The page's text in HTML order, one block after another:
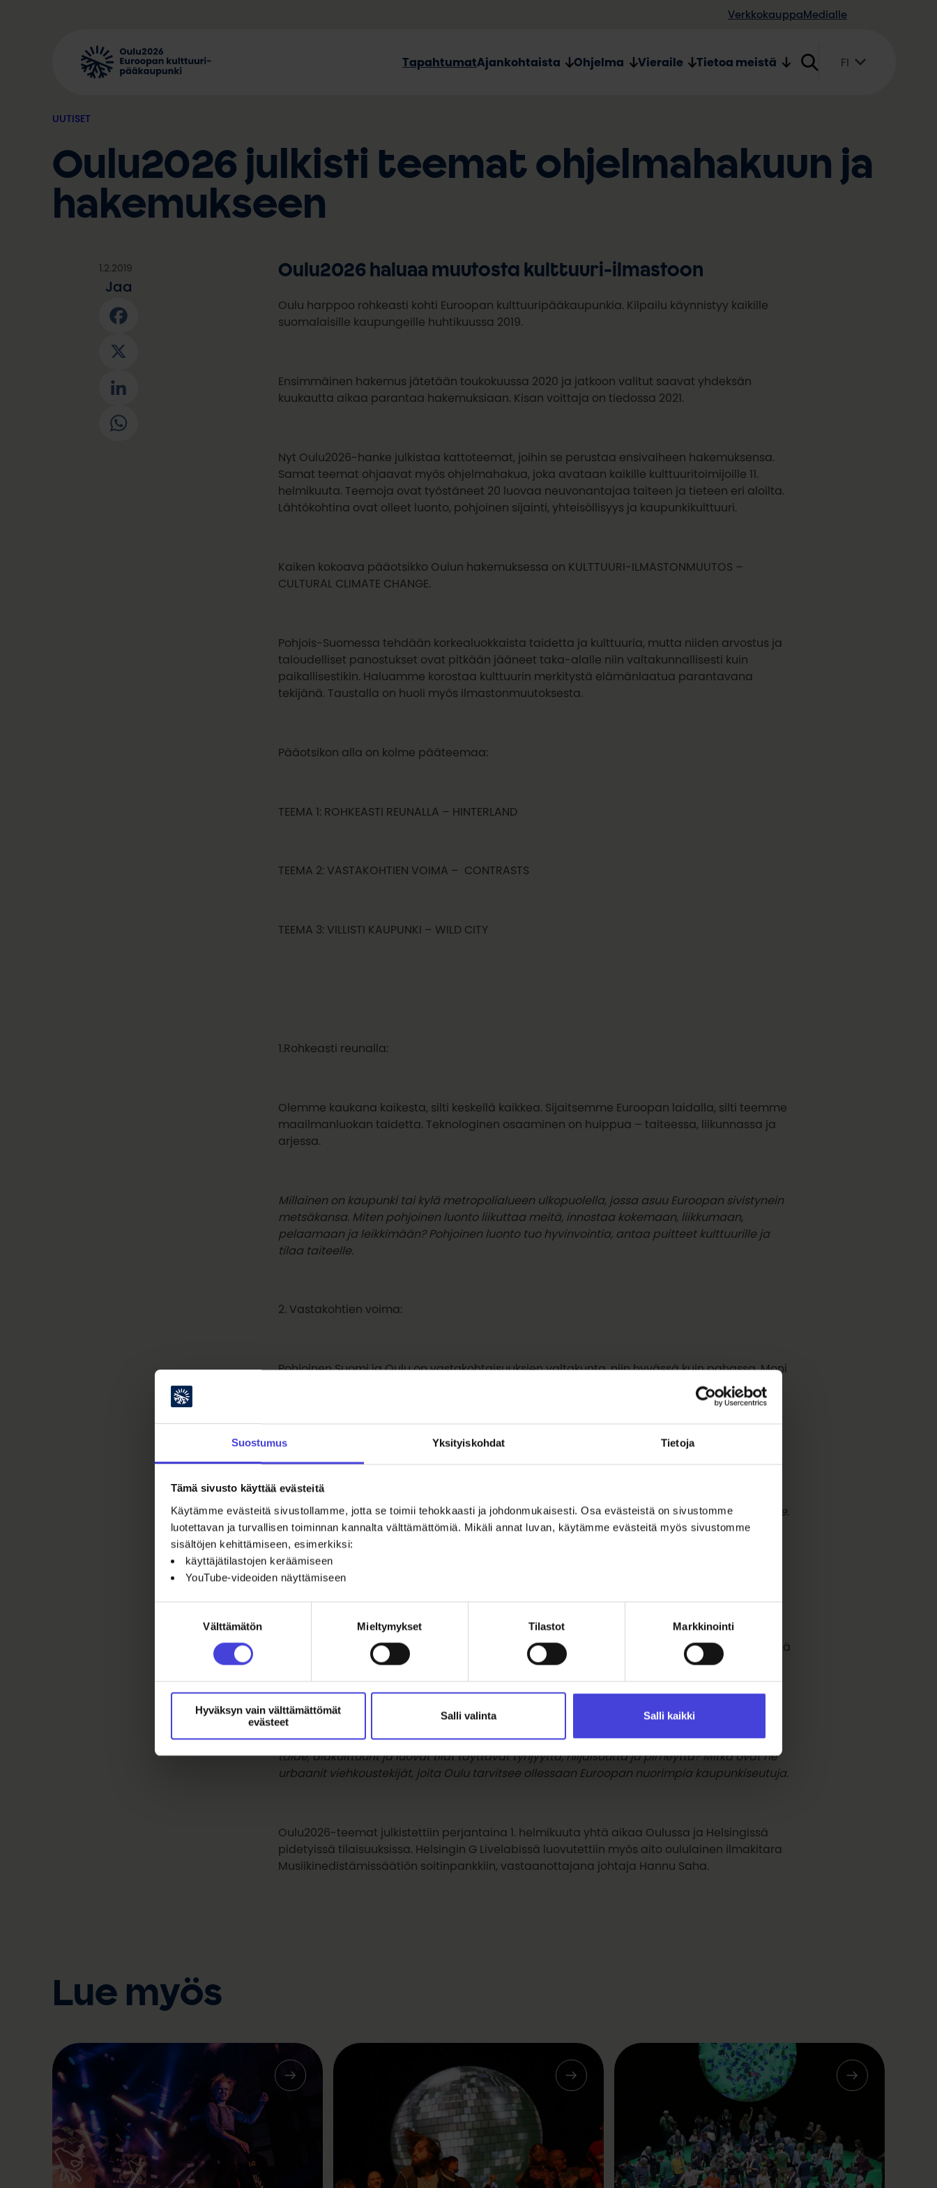
Suostumus Yksityiskohdat Tietoja
Tämä sivusto käyttää evästeitä
Käytämme evästeitä sivustollamme, jotta se toimii tehokkaasti ja johdonmukaisesti. Osa evästeistä on sivustomme
luotettavan ja turvallisen toiminnan kannalta välttämättömiä. Mikäli annat luvan, käytämme evästeitä myös sivustomme
sisältöjen kehittämiseen, esimerkiksi:
käyttäjätilastojen keräämiseen
YouTube-videoiden näyttämiseen
Välttämätön Mieltymykset Tilastot Markkinointi
Hyväksyn vain välttämättömät
evästeet
Salli valinta Salli kaikki
Verkkokauppa Medialle
TapahtumatAjankohtaista Ohjelma Vieraile Tietoa meistä FI
UUTISET
Oulu2026 julkisti teemat ohjelmahakuun ja
hakemukseen
1.2.2019
Jaa
Facebook
X
LinkedIn
WhatsApp
Oulu2026 haluaa muutosta kulttuuri-ilmastoon
Oulu harppoo rohkeasti kohti Euroopan kulttuuripääkaupunkia. Kilpailu käynnistyy kaikille
suomalaisille kaupungeille huhtikuussa 2019.
Ensimmäinen hakemus jätetään toukokuussa 2020 ja jatkoon valitut saavat yhdeksän
kuukautta aikaa parantaa hakemuksiaan. Kisan voittaja on tiedossa 2021.
Nyt Oulu2026-hanke julkistaa kattoteemat, joihin se perustaa ensivaiheen hakemuksensa.
Samat teemat ohjaavat myös ohjelmahakua, joka avataan kaikille kulttuuritoimijoille 11.
helmikuuta. Teemoja ovat työstäneet 20 luovaa neuvonantajaa taiteen ja tieteen eri aloilta.
Lähtökohtina ovat olleet luonto, pohjoinen sijainti, yhteisöllisyys ja kaupunkikulttuuri.
Kaiken kokoava pääotsikko Oulun hakemuksessa on KULTTUURI-ILMASTONMUUTOS –
CULTURAL CLIMATE CHANGE.
Pohjois-Suomessa tehdään korkealuokkaista taidetta ja kulttuuria, mutta niiden arvostus ja
taloudelliset panostukset ovat pitkään jääneet taka-alalle niin valtakunnallisesti kuin
paikallisestikin. Haluamme korostaa kulttuurin merkitystä elämänlaatua parantavana
tekijänä. Taustalla on huoli myös ilmastonmuutoksesta.
Pääotsikon alla on kolme pääteemaa:
TEEMA 1: ROHKEASTI REUNALLA – HINTERLAND
TEEMA 2: VASTAKOHTIEN VOIMA ­– CONTRASTS
TEEMA 3: VILLISTI KAUPUNKI – WILD CITY
1.Rohkeasti reunalla:
Olemme kaukana kaikesta, silti keskellä kaikkea. Sijaitsemme Euroopan laidalla, silti teemme
maailmanluokan taidetta. Teknologinen osaaminen on huippua – taiteessa, liikunnassa ja
arjessa.
Millainen on kaupunki tai kylä metropolialueen ulkopuolella, jossa asuu Euroopan sivistynein
metsäkansa. Miten pohjoinen luonto liikuttaa meitä, innostaa kokemaan, liikkumaan,
pelaamaan ja leikkimään? Pohjoinen luonto tuo hyvinvointia, antaa puitteet kulttuurille ja
tilaa taiteelle.
2. Vastakohtien voima:
Pohjoinen Suomi ja Oulu on vastakohtaisuuksien valtakunta, niin hyvässä kuin pahassa. Moni
kokee henkisen ilmapiirin vastakkaisena; toisaalla vallitsee arvokonservatiivisuus, toisaalla
boheemi liberaalisuus. Toisaalla syrjäseudut tuntevat jäävänsä kaupungin varjoon. Meitä
Miten opimme ymmärtämään toisiamme paremmin? Mitä uusia ja yllättäviä yhteyksiä
voimme luoda? Kuuntelemme, arvostamme, olemme uteliaita ja kiinnostumme toisistamme.
Juhlimme monenlaisuutta!
3. Villisti kaupunki:
Haluamme saada kaupungin kukoistamaan. Tehdä siitä elävä ja helposti lähestyttävä. Siellä
on paikkoja taiteilijoille, kansalaisille – piipahtaa, tehdä ja viihtyä. Pikisaari, Lammassaari,
Hietasaari, Hiukkavaara, Tuira, Höyhtyä, Patela, Martinniemi, Yli-Ii, Siurua, – you name it!
Millainen on luova kaupunki keskellä villiä luontoa? Millainen on virkeä, luova kylä? Miten
taide, alakulttuurit ja luovat tilat täyttävät tyhjyyttä, hiljaisuutta ja pimeyttä? Mitkä ovat ne
urbaanit viehkoustekijät, joita Oulu tarvitsee ollessaan Euroopan nuorimpia kaupunkiseutuja.
Oulu2026-teemat julkistettiin perjantaina 1. helmikuuta yhtä aikaa Oulussa ja Helsingissä
pidetyissä tilaisuuksissa. Helsingin G Livelabissä luovutettiin myös aito oululainen ilmakitara
Musiikinedistämissäätiön soitinpankkiin, vastaanottajana johtaja Hannu Saha.
Lue myös